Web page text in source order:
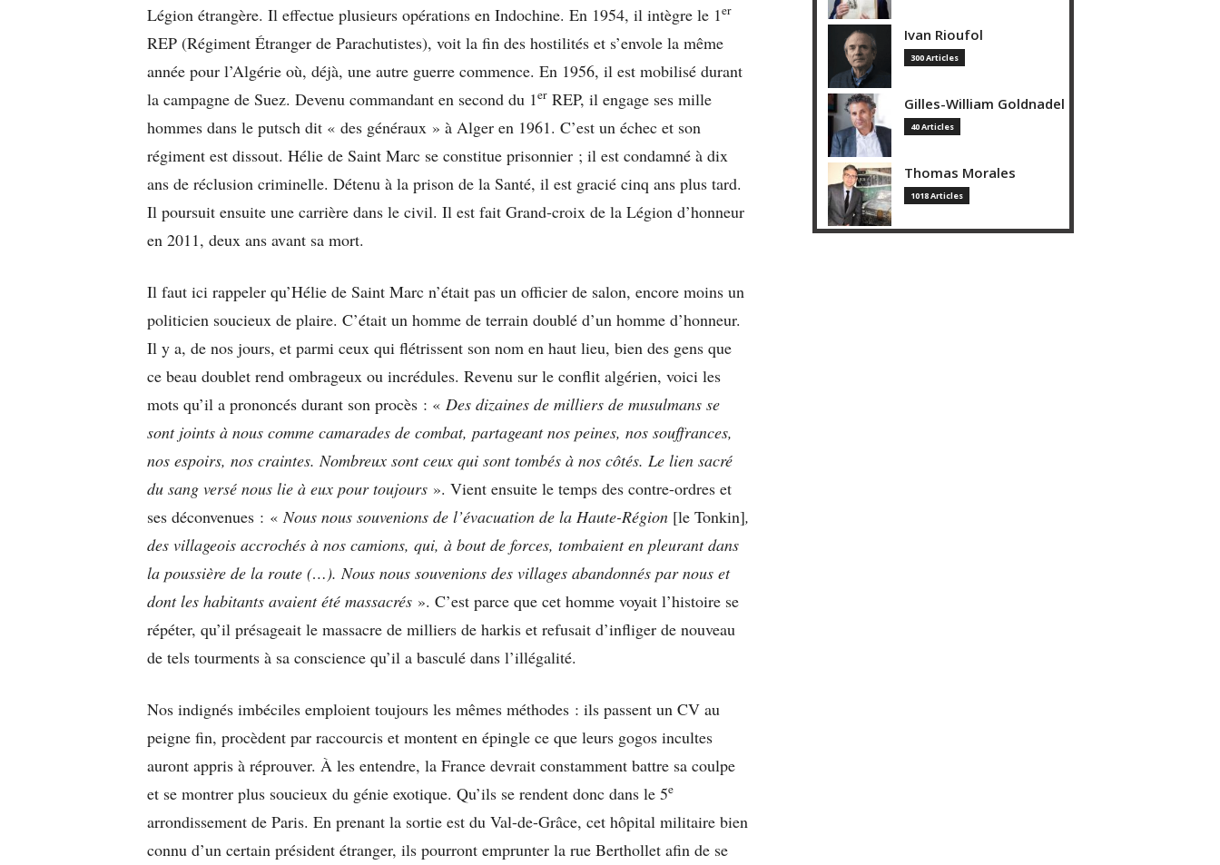
Légion étrangère. Il effectue plusieurs opérations en Indochine. En 1954, il intègre le 1er
REP (Régiment Étranger de Parachutistes), voit la fin des hostilités et s’envole la même
année pour l’Algérie où, déjà, une autre guerre commence. En 1956, il est mobilisé durant
la campagne de Suez. Devenu commandant en second du 1er REP, il engage ses mille
hommes dans le putsch dit « des généraux » à Alger en 1961. C’est un échec et son
régiment est dissout. Hélie de Saint Marc se constitue prisonnier ; il est condamné à dix
ans de réclusion criminelle. Détenu à la prison de la Santé, il est gracié cinq ans plus tard.
Il poursuit ensuite une carrière dans le civil. Il est fait Grand-croix de la Légion d’honneur
en 2011, deux ans avant sa mort.
Il faut ici rappeler qu’Hélie de Saint Marc n’était pas un officier de salon, encore moins un
politicien soucieux de plaire. C’était un homme de terrain doublé d’un homme d’honneur.
Il y a, de nos jours, et parmi ceux qui flétrissent son nom en haut lieu, bien des gens que
ce beau doublet rend ombrageux ou incrédules. Revenu sur le conflit algérien, voici les
mots qu’il a prononcés durant son procès : « Des dizaines de milliers de musulmans se
sont joints à nous comme camarades de combat, partageant nos peines, nos souffrances,
nos espoirs, nos craintes. Nombreux sont ceux qui sont tombés à nos côtés. Le lien sacré
du sang versé nous lie à eux pour toujours ». Vient ensuite le temps des contre-ordres et
ses déconvenues : « Nous nous souvenions de l’évacuation de la Haute-Région [le Tonkin],
des villageois accrochés à nos camions, qui, à bout de forces, tombaient en pleurant dans
la poussière de la route (…). Nous nous souvenions des villages abandonnés par nous et
dont les habitants avaient été massacrés ». C’est parce que cet homme voyait l’histoire se
répéter, qu’il présageait le massacre de milliers de harkis et refusait d’infliger de nouveau
de tels tourments à sa conscience qu’il a basculé dans l’illégalité.
Nos indignés imbéciles emploient toujours les mêmes méthodes : ils passent un CV au
peigne fin, procèdent par raccourcis et montent en épingle ce que leurs gogos incultes
auront appris à réprouver. À les entendre, la France devrait constamment battre sa coulpe
et se montrer plus soucieux du génie exotique. Qu’ils se rendent donc dans le 5e
arrondissement de Paris. En prenant la sortie est du Val-de-Grâce, cet hôpital militaire bien
connu d’un certain président étranger, ils pourront emprunter la rue Berthollet afin de se
Ivan Rioufol
300 Articles
Gilles-William Goldnadel
40 Articles
Thomas Morales
1018 Articles